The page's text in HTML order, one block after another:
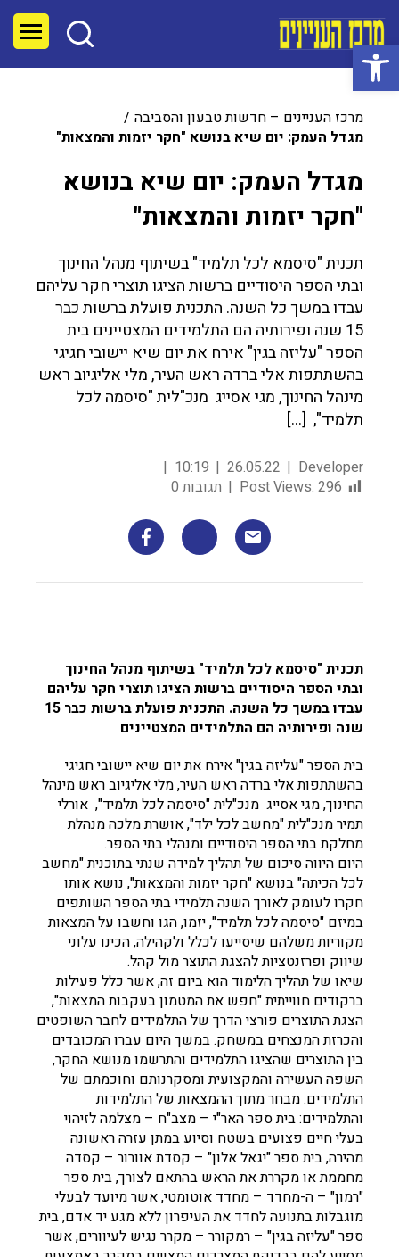
פתח סרגל נגישות
מרכז העניינים – חדשות טבעון והסביבה
מגדל העמק: יום שיא בנושא "חקר יזמות והמצאות"
מגדל העמק: יום שיא בנושא
"חקר יזמות והמצאות"
תכנית "סיסמא לכל תלמיד" בשיתוף מנהל החינוך
ובתי הספר היסודיים ברשות הציגו תוצרי חקר עליהם
עבדו במשך כל השנה. התכנית פועלת ברשות כבר
15 שנה ופירותיה הם התלמידים המצטיינים בית
הספר "עליזה בגין" אירח את יום שיא יישובי חגיגי
בהשתתפות אלי ברדה ראש העיר, מלי אליגיוב ראש
מינהל החינוך, מגי אסייג מנכ"לית "סיסמה לכל
תלמיד", […]
Developer
26.05.22
10:19
Post Views: 296 תגובות 0
תכנית "סיסמא לכל תלמיד" בשיתוף מנהל החינוך
ובתי הספר היסודיים ברשות הציגו תוצרי חקר עליהם
עבדו במשך כל השנה. התכנית פועלת ברשות כבר 15
שנה ופירותיה הם התלמידים המצטיינים
בית הספר "עליזה בגין" אירח את יום שיא יישובי חגיגי
בהשתתפות אלי ברדה ראש העיר, מלי אליגיוב ראש מינהל
החינוך, מגי אסייג מנכ"לית "סיסמה לכל תלמיד", אורלי
תמיר מנכ"לית "מחשב לכל ילד", אושרת מלכה מנהלת
מחלקת בתי הספר היסודיים ומנהלי בתי הספר.
היום היווה סיכום של תהליך למידה שנתי בתוכנית "מחשב
לכל הכיתה" בנושא "חקר יזמות והמצאות", נושא אותו
חקרו לעומק לאורך השנה תלמידי בתי הספר השותפים
במיזם "סיסמה לכל תלמיד", יזמו, הגו וחשבו על המצאות
מקוריות משלהם שיסייעו לכלל ולקהילה, הכינו עלוני
שיווק ופרזנטציות להצגת התוצר מול קהל.
שיאו של תהליך הלימוד הוא ביום זה, אשר כלל פעילות
ברקודים חווייתית "חפש את המטמון בעקבות המצאות",
הצגת התוצרים פורצי הדרך של התלמידים לחבר השופטים
והכרזת המנצחים במשחק. במשך היום עברו המכובדים
בין התוצרים שהציגו התלמידים והתרשמו מנושא החקר,
השפה העשירה והמקצועית ומסקרנותם וחוכמתם של
התלמידים. מבחר מתוך ההמצאות של התלמידות
והתלמידים: בית ספר האר"י – מצב"ח – מצלמה לזיהוי
בעלי חיים פצועים בשטח וסיוע במתן עזרה ראשונה
מהירה, בית ספר "יגאל אלון" – קסדת אוורור – קסדה
מחממת או מקררת את הראש בהתאם לצורך, בית ספר
"רמון" – ה-מחדד – מחדד אוטומטי, אשר מיועד לבעלי
מוגבלות בתנועה לחדד את העיפרון ללא מגע יד אדם, בית
ספר "עליזה בגין" – רמקורר – מקרר נגיש לעיוורים, אשר